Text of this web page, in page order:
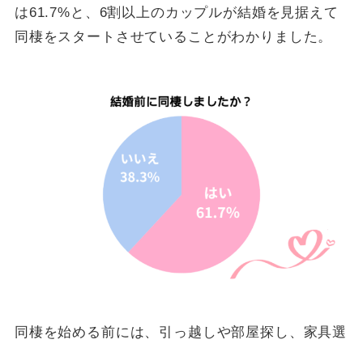
は61.7%と、6割以上のカップルが結婚を見据えて
同棲をスタートさせていることがわかりました。
同棲を始める前には、引っ越しや部屋探し、家具選